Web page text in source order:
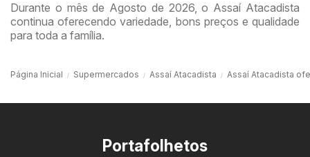
Durante o mês de Agosto de 2026, o Assaí Atacadista
continua oferecendo variedade, bons preços e qualidade
para toda a família.
Página Inicial Supermercados Assaí Atacadista Assaí Atacadista
Portafolhetos